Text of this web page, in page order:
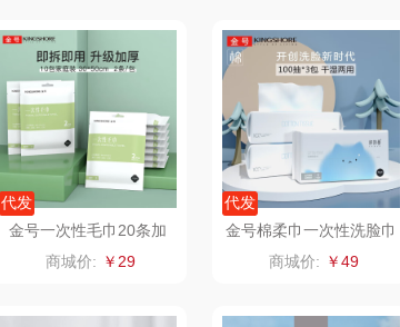
小度 索爱（个护类） 创维（手表类）
赫兰希 几梦
朗赫 西屋（风扇类）
360 艾美特（代理商）
洁丽雅（代理商） 康巴赫（锅具类）
代发
金号一次性毛巾20条加
厚大号毛巾独立装旅行装
压缩便携酒店
商城价: ￥29
代发
金号棉柔巾一次性洗脸巾
纯棉抽纸手帕干湿柔巾3
包300抽
商城价: ￥49